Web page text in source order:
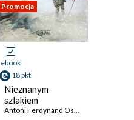
Promocja
ebook
18 pkt
Nieznanym
szlakiem
Antoni Ferdynand Ossendowski